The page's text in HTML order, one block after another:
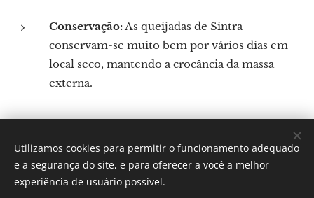
Conservação:As queijadas de Sintra
conservam-se muito bem por vários dias em
local seco, mantendo a crocância da massa
externa.
Por: Verônica Silveira Nicoletti
Instagram: Gastronomundo.receitas
Utilizamos cookies para permitir o funcionamento adequado
e a segurança do site, e para oferecer a você a melhor
experiência de usuário possível.